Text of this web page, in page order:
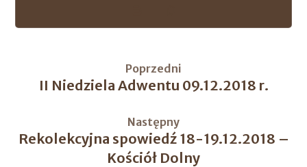
Poprzedni
II Niedziela Adwentu 09.12.2018 r.
Następny
Rekolekcyjna spowiedź 18-19.12.2018 –
Kościół Dolny